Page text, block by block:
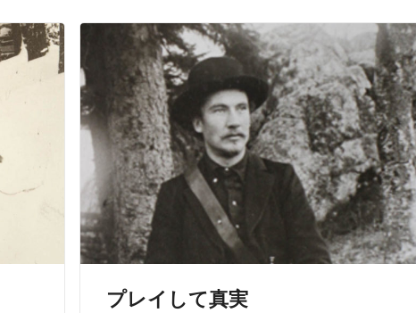
プレイして真実